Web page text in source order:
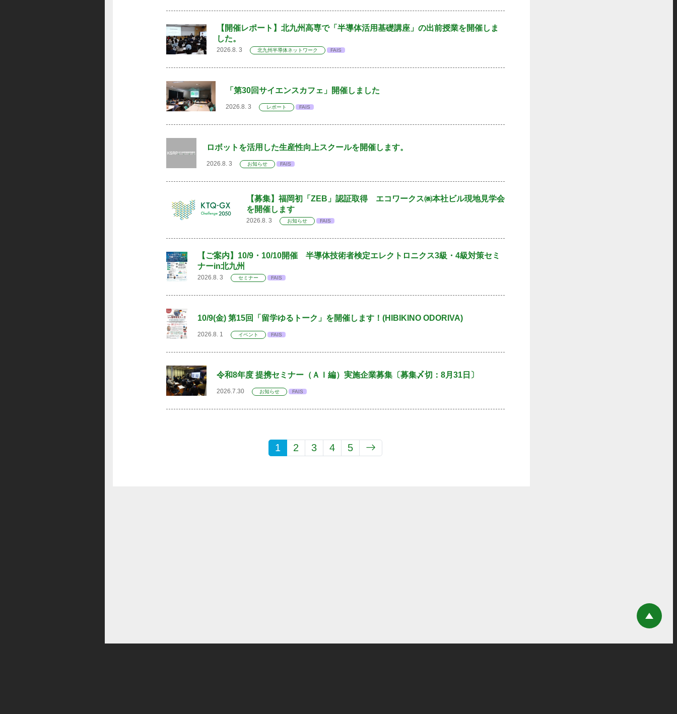
【開催レポート】北九州高専で「半導体活用基礎講座」の出前授業を開催しま
した。
2026.8. 3 北九州半導体ネットワーク FAIS
「第30回サイエンスカフェ」開催しました
2026.8. 3 レポート FAIS
ロボットを活用した生産性向上スクールを開催します。
2026.8. 3 お知らせ FAIS
【募集】福岡初「ZEB」認証取得 エコワークス㈱本社ビル現地見学会
を開催します
2026.8. 3 お知らせ FAIS
【ご案内】10/9・10/10開催 半導体技術者検定エレクトロニクス3級・4級対策セミ
ナーin北九州
2026.8. 3 セミナー FAIS
10/9(金) 第15回「留学ゆるトーク」を開催します！(HIBIKINO ODORIVA)
2026.8. 1 イベント FAIS
令和8年度 提携セミナー（ＡＩ編）実施企業募集〔募集〆切：8月31日〕
2026.7.30 お知らせ FAIS
1 2 3 4 5